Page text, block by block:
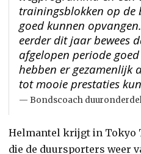
trainingsblokken op de
goed kunnen
eerder dit jaar bewees
afgelopen periode
hebben er gezamenlijk
tot mooie prestaties
Bondscoach
Helmantel krijgt in Tokyo
die de duursporters weer